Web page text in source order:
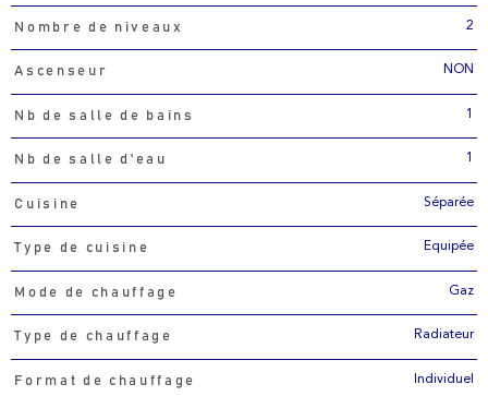
Nombre de niveaux 2
Ascenseur NON
Nb de salle de bains 1
Nb de salle d'eau 1
Cuisine Séparée
Type de cuisine Equipée
Mode de chauffage Gaz
Type de chauffage Radiateur
Format de chauffage Individuel